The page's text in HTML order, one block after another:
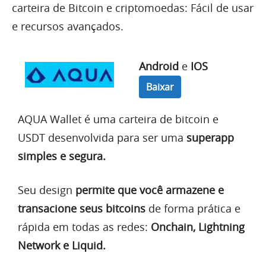
carteira de Bitcoin e criptomoedas: Fácil de usar
e recursos avançados.
Android e IOS
Baixar
AQUA Wallet é uma carteira de bitcoin e
USDT desenvolvida para ser uma superapp
simples e segura.
Seu design permite que você armazene e
transacione seus bitcoins de forma prática e
rápida em todas as redes: Onchain, Lightning
Network e Liquid.